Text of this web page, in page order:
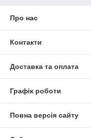
Про нас
Контакти
Доставка та оплата
Графік роботи
Повна версія сайту